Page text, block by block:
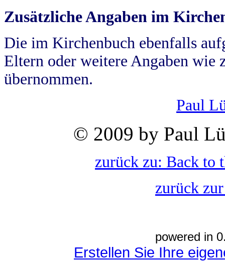
Zusätzliche Angaben im
Die im Kirchenbuch ebenfalls
Eltern oder weitere Angaben wie
übernommen.
Paul
© 2009 by Paul
zurück zu: Back to
zurück
powered in
Erstellen Sie Ihre